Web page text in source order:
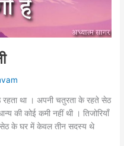
रहता था । अपनी चतुरता के रहते सेठ
की कोई कमी नहीं थी । तिजोरियाँ
सेठ के घर में केवल तीन सदस्य थे